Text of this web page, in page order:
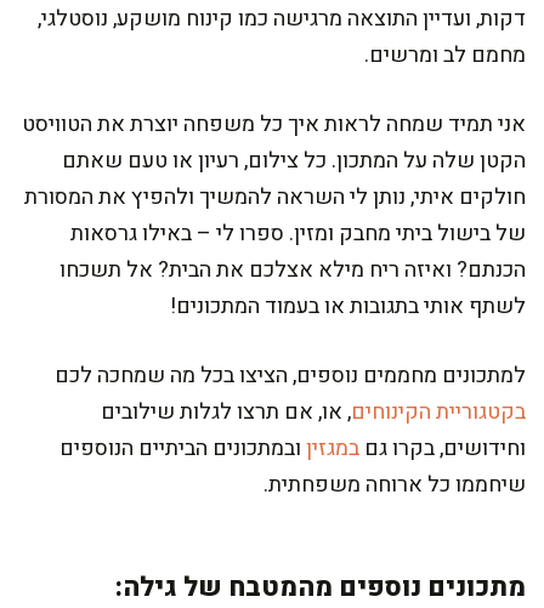
דקות, ועדיין התוצאה מרגישה כמו קינוח מושקע, נוסטלגי,
מחמם לב ומרשים.
אני תמיד שמחה לראות איך כל משפחה יוצרת את הטוויסט
הקטן שלה על המתכון. כל צילום, רעיון או טעם שאתם
חולקים איתי, נותן לי השראה להמשיך ולהפיץ את המסורת
של בישול ביתי מחבק ומזין. ספרו לי – באילו גרסאות
הכנתם? ואיזה ריח מילא אצלכם את הבית? אל תשכחו
לשתף אותי בתגובות או בעמוד המתכונים!
למתכונים מחממים נוספים, הציצו בכל מה שמחכה לכם
בקטגוריית הקינוחים, או, אם תרצו לגלות שילובים
וחידושים, בקרו גם במגזיןובמתכונים הביתיים הנוספים
שיחממו כל ארוחה משפחתית.
מתכונים נוספים מהמטבח של גילה: